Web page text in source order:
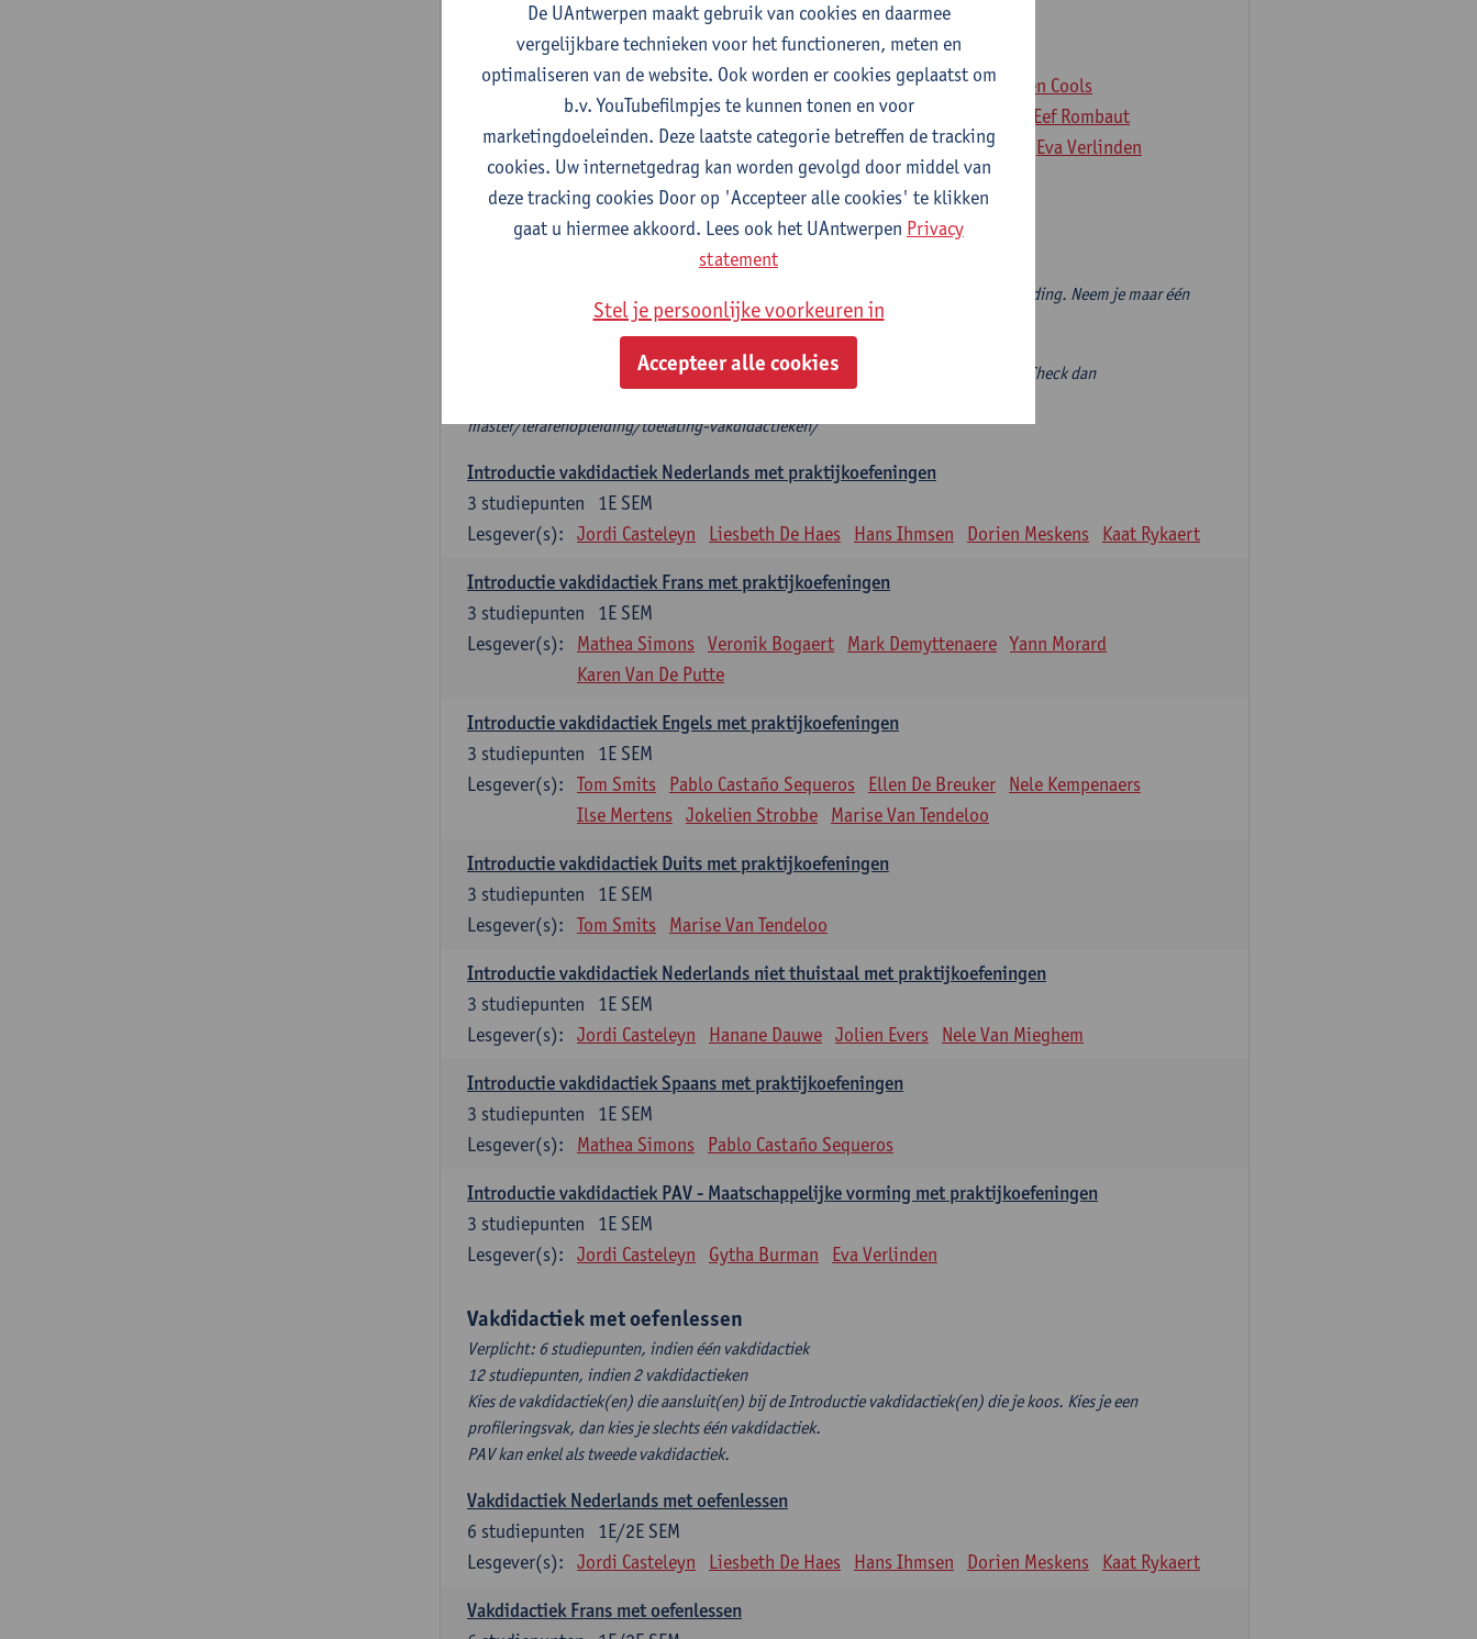
Supervisie
1E/2E SEM
studiepunten
Lesgever(s): Aster Van Mieghem Gytha Burman Astrid Cerpentier
Koen Cools
Hanane Dauwe
Wouter Delée Hans Ihmsen
Eef Rombaut
Jokelien Strobbe
Tania Van Passen Marise Van Tendeloo Eva Verlinden
Introductie vakdidactiek
Verplicht: 3 studiepunten, indien één vakdidactiek
6 studiepunten, indien 2 vakdidactieken
In het modeltraject kies je 2 introducties vakdidactiek die aansluiten bij je vooropleiding. Neem je maar één
introductie vakdidactiek, dan kies je twee verdiepende keuzevakken.
PAV mag je niet als enige vakdidactiek nemen.
Niet zeker welke (Introductie) vakdidactiek je op basis van je diploma mag volgen? Check dan
master/lerarenopleiding/toelating-vakdidactieken/
Introductie vakdidactiek Nederlands met praktijkoefeningen
1E SEM
3 studiepunten
Lesgever(s):
Jordi Casteleyn Liesbeth De Haes Hans Ihmsen Dorien Meskens Kaat Rykaert
Introductie vakdidactiek Frans met praktijkoefeningen
1E SEM
3 studiepunten
Lesgever(s):
Mathea Simons Veronik Bogaert Mark Demyttenaere Yann Morard
Karen Van De Putte
Introductie vakdidactiek Engels met praktijkoefeningen
1E SEM
3 studiepunten
Lesgever(s):
Tom Smits Pablo Castaño Sequeros Ellen De Breuker
Nele Kempenaers
Ilse Mertens Jokelien Strobbe Marise Van Tendeloo
Introductie vakdidactiek Duits met praktijkoefeningen
1E SEM
3 studiepunten
Lesgever(s):
Tom Smits Marise Van Tendeloo
Introductie vakdidactiek Nederlands niet thuistaal met praktijkoefeningen
1E SEM
3 studiepunten
Lesgever(s):
Jordi Casteleyn Hanane Dauwe Jolien Evers Nele Van Mieghem
Introductie vakdidactiek Spaans met praktijkoefeningen
1E SEM
3 studiepunten
Lesgever(s):
Mathea Simons Pablo Castaño Sequeros
Introductie vakdidactiek PAV - Maatschappelijke vorming met praktijkoefeningen
1E SEM
3 studiepunten
Lesgever(s):
Jordi Casteleyn Gytha Burman Eva Verlinden
Vakdidactiek met oefenlessen
Verplicht: 6 studiepunten, indien één vakdidactiek
12 studiepunten, indien 2 vakdidactieken
Kies de vakdidactiek(en) die aansluit(en) bij de Introductie vakdidactiek(en) die je koos. Kies je een
profileringsvak, dan kies je slechts één vakdidactiek.
PAV kan enkel als tweede vakdidactiek.
Vakdidactiek Nederlands met oefenlessen
1E/2E SEM
6 studiepunten
Lesgever(s):
Jordi Casteleyn Liesbeth De Haes Hans Ihmsen Dorien Meskens Kaat Rykaert
Vakdidactiek Frans met oefenlessen
De UAntwerpen maakt gebruik van cookies en daarmee
vergelijkbare technieken voor het functioneren, meten en
optimaliseren van de website. Ook worden er cookies geplaatst om
b.v. YouTubefilmpjes te kunnen tonen en voor
marketingdoeleinden. Deze laatste categorie betreffen de tracking
cookies. Uw internetgedrag kan worden gevolgd door middel van
deze tracking cookies Door op 'Accepteer alle cookies' te klikken
gaat u hiermee akkoord. Lees ook het UAntwerpen Privacy
statement
Stel je persoonlijke voorkeuren in
Accepteer alle cookies